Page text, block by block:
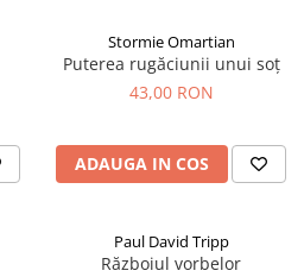
Stormie Omartian
Puterea rugăciunii unui soț
43,00 RON
ADAUGA IN COS
Paul David Tripp
Războiul vorbelor